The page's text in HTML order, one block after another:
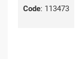
Code: 113473